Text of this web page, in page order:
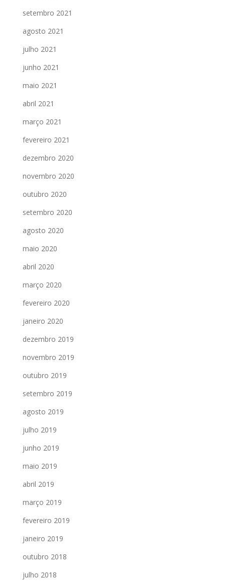
setembro 2021
agosto 2021
julho 2021
junho 2021
maio 2021
abril 2021
março 2021
fevereiro 2021
dezembro 2020
novembro 2020
outubro 2020
setembro 2020
agosto 2020
maio 2020
abril 2020
março 2020
fevereiro 2020
janeiro 2020
dezembro 2019
novembro 2019
outubro 2019
setembro 2019
agosto 2019
julho 2019
junho 2019
maio 2019
abril 2019
março 2019
fevereiro 2019
janeiro 2019
outubro 2018
julho 2018